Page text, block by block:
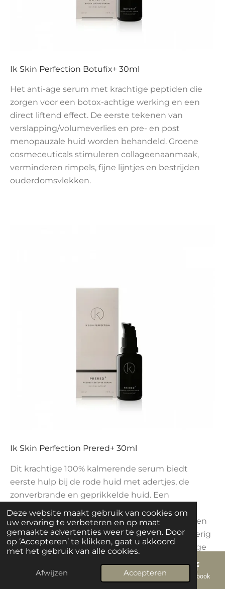
Deze website maakt gebruik van cookies om
uw ervaring te verbeteren en op maat
gemaakte advertenties weer te geven. Door
op ‘Accepteren’ te klikken, gaat u akkoord
met het gebruik van alle cookies.
Afwijzen Accepteren
Ik Skin Perfection Botufix+ 30ml
Het anti-age serum met krachtige peptiden die
zorgen voor een botox-achtige werking en een
direct liftend effect. De eerste tekenen van
verslapping/volumeverlies en pre- en post
menopauzale huid worden behandeld. Groene
cosmeceuticals stimuleren collageenaanmaak,
verminderen rimpels, fijne lijntjes en bestrijden
ouderdomsvlekken.
Ik Skin Perfection Prered+ 30ml
Dit krachtige 100% kalmerende serum biedt
eerste hulp bij de rode huid met adertjes, de
zonverbrande en geprikkelde huid. Een
huidhersteller die zorgt voor onmiddellijke
verlichting. PRERED+ herstelt de huidbarrière en
de pH-waarde waardoor de huid minder vlekkerig
en rood is. Een SOS-treatment voor de gevoelige
E-mailadres Kaart Facebook